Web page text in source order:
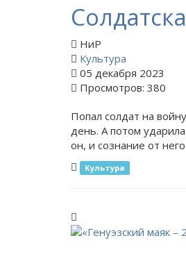
НиР
Культура
05 декабря 2023
Просмотров: 380
Попал солдат на
день. А потом
он, и сознание от
Культура